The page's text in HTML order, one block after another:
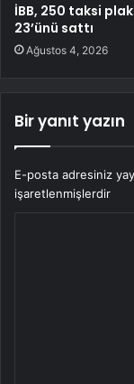
İBB, 250 taksi
23’ünü sattı
Ağustos 4, 2026
Bir yanıt yazın
E-posta adresiniz
işaretlenmişlerdir